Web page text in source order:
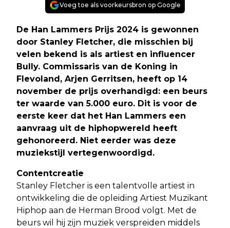
Voeg toe als voorkeursbron op Google
De Han Lammers Prijs 2024 is gewonnen
door Stanley Fletcher, die misschien bij
velen bekend is als artiest en influencer
Bully. Commissaris van de Koning in
Flevoland, Arjen Gerritsen, heeft op 14
november de prijs overhandigd: een beurs
ter waarde van 5.000 euro. Dit is voor de
eerste keer dat het Han Lammers een
aanvraag uit de hiphopwereld heeft
gehonoreerd. Niet eerder was deze
muziekstijl vertegenwoordigd.
Contentcreatie
Stanley Fletcher is een talentvolle artiest in
ontwikkeling die de opleiding Artiest Muzikant
Hiphop aan de Herman Brood volgt. Met de
beurs wil hij zijn muziek verspreiden middels